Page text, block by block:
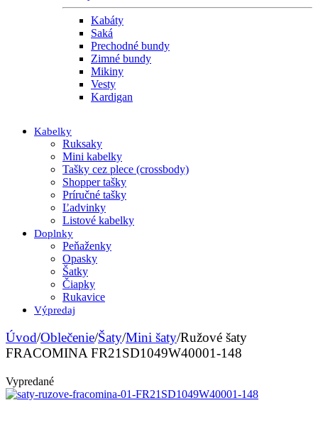
Kabáty
Saká
Prechodné bundy
Zimné bundy
Mikiny
Vesty
Kardigan
Kabelky
Ruksaky
Mini kabelky
Tašky cez plece (crossbody)
Shopper tašky
Príručné tašky
Ľadvinky
Listové kabelky
Doplnky
Peňaženky
Opasky
Šatky
Čiapky
Rukavice
Výpredaj
Úvod/Oblečenie/Šaty/Mini šaty/Ružové šaty
FRACOMINA FR21SD1049W40001-148
Vypredané